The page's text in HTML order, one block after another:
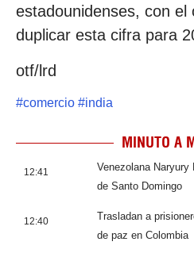
estadounidenses, con el
duplicar esta cifra para
otf/lrd
#comercio #india
MINUTO A
12:41
Venezolana Naryury
de Santo Domingo
12:40
Trasladan a
de paz en Colombia